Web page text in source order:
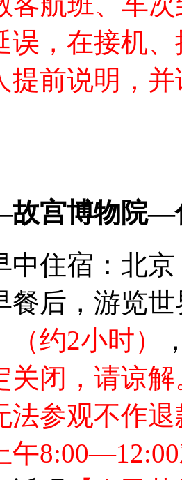
误，在接机
提前说明，
故宫博物院—
中住宿：北京
餐后，游览
约2小时）
关闭，请谅
法参观不作
午